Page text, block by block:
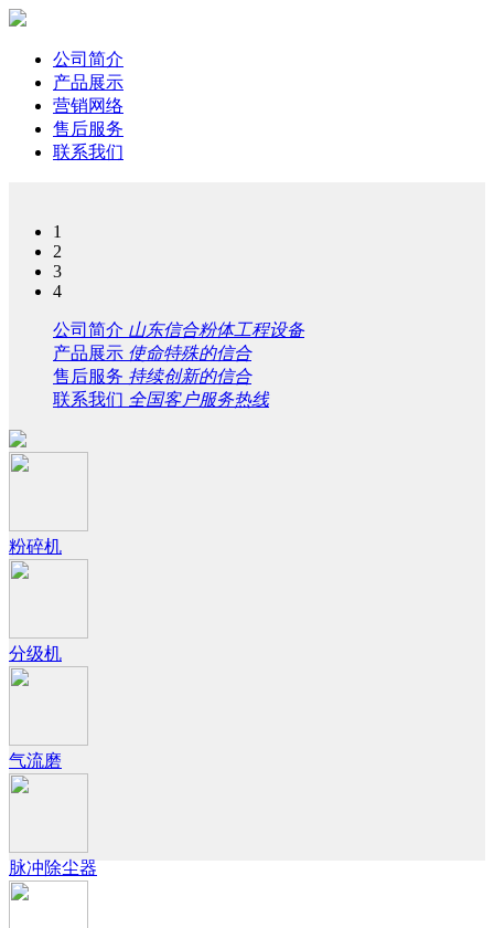
公司简介
产品展示
营销网络
售后服务
联系我们
1
2
3
4
公司简介 山东信合粉体工程设备
产品展示 使命特殊的信合
售后服务 持续创新的信合
联系我们 全国客户服务热线
粉碎机
分级机
气流磨
脉冲除尘器